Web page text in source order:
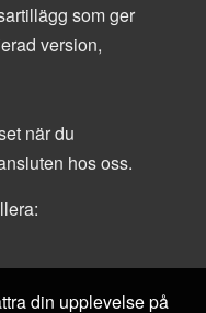
som ger
version,
när du
hos oss.
din upplevelse på